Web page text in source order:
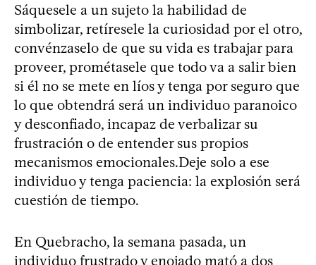
Sáquesele a un sujeto la habilidad de
simbolizar, retíresele la curiosidad por el otro,
convénzaselo de que su vida es trabajar para
proveer, prométasele que todo va a salir bien
si él no se mete en líos y tenga por seguro que
lo que obtendrá será un individuo paranoico
y desconfiado, incapaz de verbalizar su
frustración o de entender sus propios
mecanismos emocionales.Deje solo a ese
individuo y tenga paciencia: la explosión será
cuestión de tiempo.
En Quebracho, la semana pasada, un
individuo frustrado y enojado mató a dos